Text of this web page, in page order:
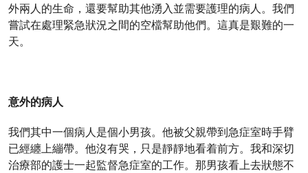
外兩人的生命，還要幫助其他湧入並需要護理的病人。我們
嘗試在處理緊急狀況之間的空檔幫助他們。這真是艱難的一
天。
意外的病人
我們其中一個病人是個小男孩。他被父親帶到急症室時手臂
已經纏上繃帶。他沒有哭，只是靜靜地看着前方。我和深切
治療部的護士一起監督急症室的工作。那男孩看上去狀態不